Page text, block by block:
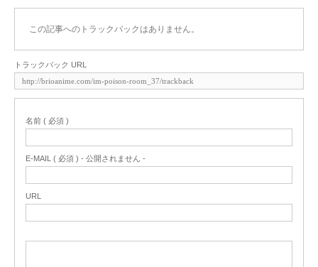
この記事へのトラックバックはありません。
トラックバック URL
名前 ( 必須 )
E-MAIL ( 必須 ) - 公開されません -
URL